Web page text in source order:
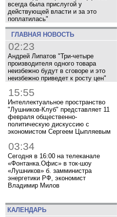
всегда была прислугой у
действующей власти и за это
поплатилась"
ГЛАВНАЯ НОВОСТЬ
02:23
Андрей Липатов "Три-четыре
производителя одного товара
неизбежно будут в сговоре и это
неизбежно приведет к росту цен"
15:55
Интеллектуальное пространство
"Лушников-Клуб" представляет 11
февраля общественно-
политическую дискуссию с
экономистом Сергеем Цыпляевым
03:34
Сегодня в 16:00 на телеканале
«Фонтанка.Офис» в ток-шоу
«Лушников» б. замминистра
энергетики РФ, экономист
Владимир Милов
КАЛЕНДАРЬ